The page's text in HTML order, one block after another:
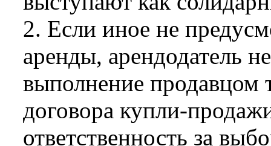
2. Если иное не
аренды, арендодатель
выполнение продавцом
договора купли-
ответственность за